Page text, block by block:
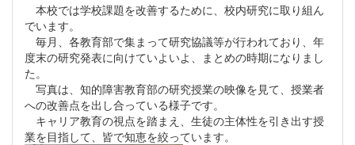
本校では学校課題を改善するために、校内研究に取り組ん
でいます。
毎月、各教育部で集まって研究協議等が行われており、年
度末の研究発表に向けていよいよ、まとめの時期になりまし
た。
写真は、知的障害教育部の研究授業の映像を見て、授業者
への改善点を出し合っている様子です。
キャリア教育の視点を踏まえ、生徒の主体性を引き出す授
業を目指して、皆で知恵を絞っています。